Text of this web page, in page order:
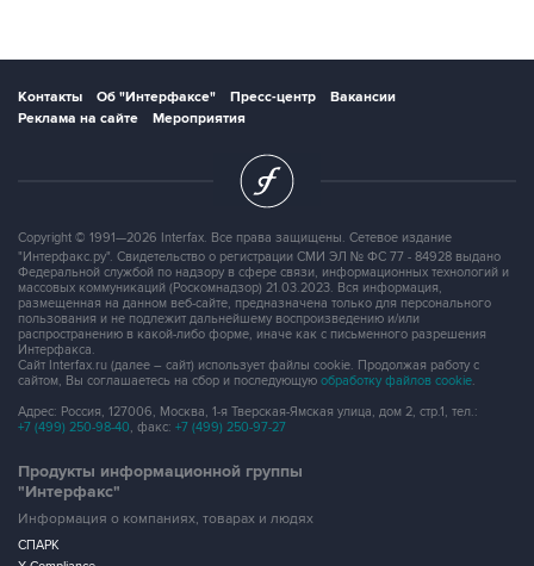
Контакты Об "Интерфаксе" Пресс-центр
Вакансии
Реклама на сайте
Мероприятия
Copyright © 1991—2026 Interfax. Все права защищены. Сетевое издание
"Интерфакс.ру". Свидетельство о регистрации СМИ ЭЛ № ФС 77 - 84928 выдано
Федеральной службой по надзору в сфере связи, информационных технологий и
массовых коммуникаций (Роскомнадзор) 21.03.2023. Вся информация,
размещенная на данном веб-сайте, предназначена только для персонального
пользования и не подлежит дальнейшему воспроизведению и/или
распространению в какой-либо форме, иначе как с письменного разрешения
Интерфакса.
Сайт Interfax.ru (далее – сайт) использует файлы cookie. Продолжая работу с
сайтом, Вы соглашаетесь на сбор и последующую обработку файлов cookie.
Адрес: Россия, 127006, Москва, 1-я Тверская-Ямская улица, дом 2, стр.1, тел.:
+7 (499) 250-98-40, факс: +7 (499) 250-97-27
Продукты информационной группы
"Интерфакс"
Информация о компаниях, товарах и людях
СПАРК